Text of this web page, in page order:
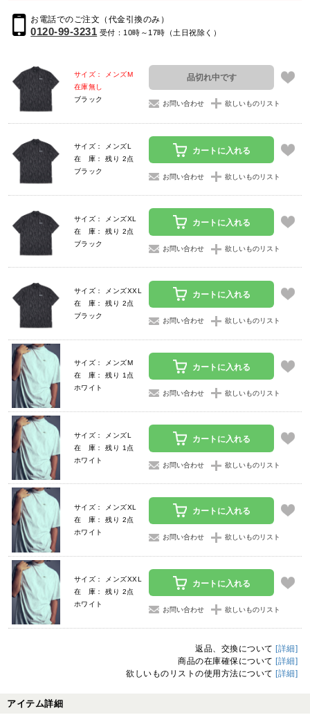
お電話でのご注文（代金引換のみ）
0120-99-3231 受付：10時～17時（土日祝除く）
サイズ： メンズM
在庫無し
ブラック
品切れ中です
お問い合わせ 欲しいものリスト
サイズ： メンズL
在 庫： 残り 2点
ブラック
カートに入れる
お問い合わせ 欲しいものリスト
サイズ： メンズXL
在 庫： 残り 2点
ブラック
カートに入れる
お問い合わせ 欲しいものリスト
サイズ： メンズXXL
在 庫： 残り 2点
ブラック
カートに入れる
お問い合わせ 欲しいものリスト
サイズ： メンズM
在 庫： 残り 1点
ホワイト
カートに入れる
お問い合わせ 欲しいものリスト
サイズ： メンズL
在 庫： 残り 1点
ホワイト
カートに入れる
お問い合わせ 欲しいものリスト
サイズ： メンズXL
在 庫： 残り 2点
ホワイト
カートに入れる
お問い合わせ 欲しいものリスト
サイズ： メンズXXL
在 庫： 残り 2点
ホワイト
カートに入れる
お問い合わせ 欲しいものリスト
返品、交換について [詳細]
商品の在庫確保について [詳細]
欲しいものリストの使用方法について [詳細]
アイテム詳細